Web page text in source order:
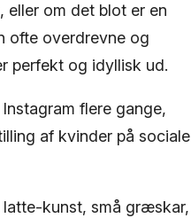
eller om det blot er en
ofte overdrevne og
perfekt og idyllisk ud.
flere gange,
af kvinder på sociale
kunst, små græskar,